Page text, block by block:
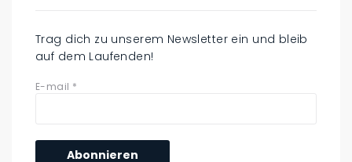
Trag dich zu unserem Newsletter ein und bleib
auf dem Laufenden!
E-mail *